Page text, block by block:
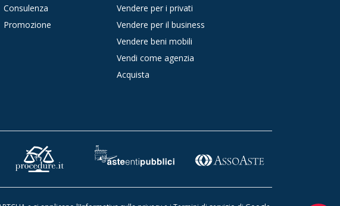
Consulenza
Promozione
Vendere per i privati
Vendere per il business
Vendere beni mobili
Vendi come agenzia
Acquista